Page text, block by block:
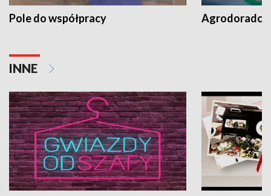
Pole do współpracy Agrodoradcy
INNE